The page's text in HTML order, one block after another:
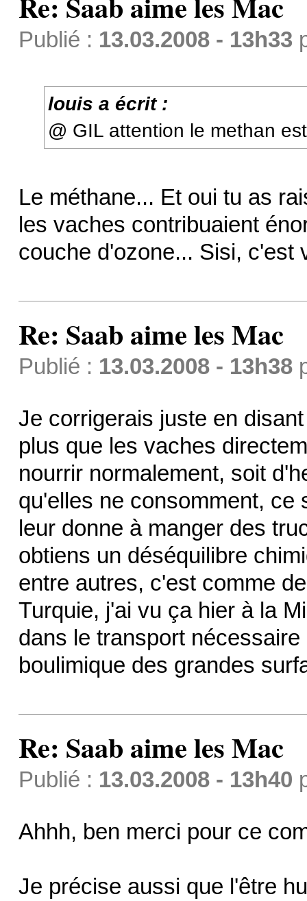
Publié : 13.03.2008 - 13h33
louis a écrit :
@ GIL attention le methan
Le méthane... Et oui tu as
les vaches contribuaient
couche d'ozone... Sisi, c'est
Re: Saab aime les Mac
Publié : 13.03.2008 - 13h38
Je corrigerais juste en
plus que les vaches
nourrir normalement, soit
qu'elles ne consomment, ce
leur donne à manger des
obtiens un déséquilibre
entre autres, c'est comme
Turquie, j'ai vu ça hier à la
dans le transport
boulimique des grandes
Re: Saab aime les Mac
Publié : 13.03.2008 - 13h40
Ahhh, ben merci pour ce
Je précise aussi que l'être